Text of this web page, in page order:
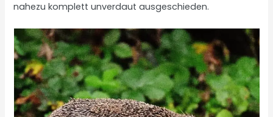
nahezu komplett unverdaut ausgeschieden.